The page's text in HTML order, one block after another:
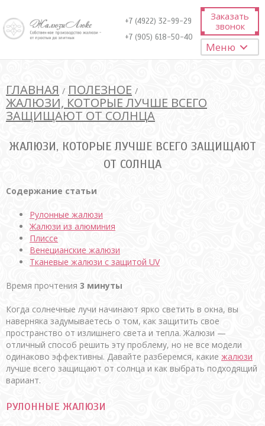
+7 (4922) 32-99-29
+7 (905) 618-50-40
Заказать
звонок
Меню
ГЛАВНАЯ / ПОЛЕЗНОЕ /
ЖАЛЮЗИ, КОТОРЫЕ ЛУЧШЕ ВСЕГО
ЗАЩИЩАЮТ ОТ СОЛНЦА
ЖАЛЮЗИ, КОТОРЫЕ ЛУЧШЕ ВСЕГО ЗАЩИЩАЮТ
ОТ СОЛНЦА
Содержание статьи
Рулонные жалюзи
Жалюзи из алюминия
Плиссе
Венецианские жалюзи
Тканевые жалюзи с защитой UV
Время прочтения 3 минуты
Когда солнечные лучи начинают ярко светить в окна, вы
наверняка задумываетесь о том, как защитить свое
пространство от излишнего света и тепла. Жалюзи —
отличный способ решить эту проблему, но не все модели
одинаково эффективны. Давайте разберемся, какие жалюзи
лучше всего защищают от солнца и как выбрать подходящий
вариант.
РУЛОННЫЕ ЖАЛЮЗИ